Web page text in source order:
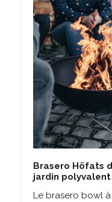
Brasero Höfats
jardin
Le brasero bowl